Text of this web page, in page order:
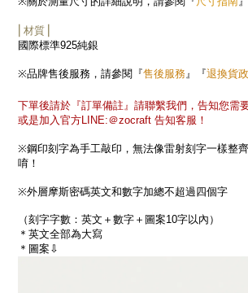
⎜材質⎟
國際標準925純銀
※品牌售後服務，請參閱『售後服務』『退換貨
下單後請於『訂單備註』請聯繫我們，告知您需
或是加入官方LINE:＠zocraft 告知客服！
※鋼印刻字為手工敲印，無法像雷射刻字一樣整
唷！
※外層摩斯密碼英文和數字加總不超過四個字
（刻字字數：英文＋數字＋圖案10字以內）
＊英文全部為大寫
＊圖案⇩